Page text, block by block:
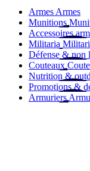
Armes Armes
Munitions
Accessoires
Militaria
Défense & non
Couteaux
Nutrition &
Promotions &
Armuriers